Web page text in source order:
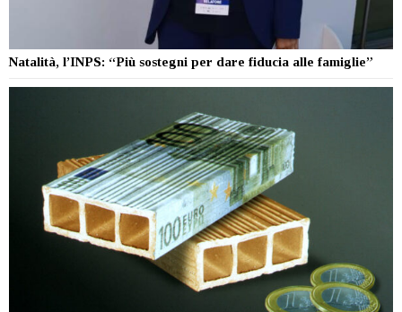
Natalità, l’INPS: “Più sostegni per dare fiducia alle famiglie”